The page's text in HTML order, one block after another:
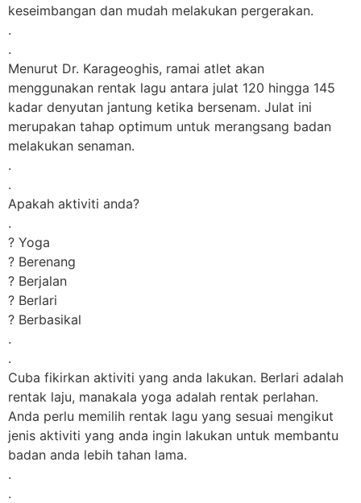
keseimbangan dan mudah melakukan pergerakan.
.
.
Menurut Dr. Karageoghis, ramai atlet akan
menggunakan rentak lagu antara julat 120 hingga 145
kadar denyutan jantung ketika bersenam. Julat ini
merupakan tahap optimum untuk merangsang badan
melakukan senaman.
.
.
Apakah aktiviti anda?
.
? Yoga
? Berenang
? Berjalan
? Berlari
? Berbasikal
.
.
Cuba fikirkan aktiviti yang anda lakukan. Berlari adalah
rentak laju, manakala yoga adalah rentak perlahan.
Anda perlu memilih rentak lagu yang sesuai mengikut
jenis aktiviti yang anda ingin lakukan untuk membantu
badan anda lebih tahan lama.
.
.